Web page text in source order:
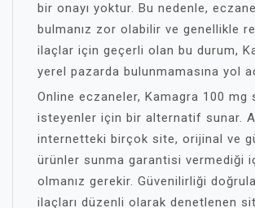
bir onayı yoktur. Bu nedenle,
bulmanız zor olabilir ve genellikle
ilaçlar için geçerli olan bu durum,
yerel pazarda bulunmamasına yol
Online eczaneler, Kamagra 100 mg
isteyenler için bir alternatif sunar.
internetteki birçok site, orijinal ve
ürünler sunma garantisi vermediği
olmanız gerekir. Güvenilirliği
ilaçları düzenli olarak denetlenen